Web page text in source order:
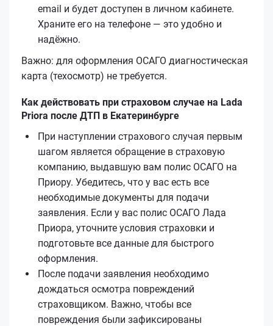
email и будет доступен в личном кабинете.
Храните его на телефоне — это удобно и
надёжно.
Важно: для оформления ОСАГО диагностическая
карта (техосмотр) не требуется.
Как действовать при страховом случае на Lada
Priora после ДТП в Екатеринбурге
При наступлении страхового случая первым
шагом является обращение в страховую
компанию, выдавшую вам полис ОСАГО на
Приору. Убедитесь, что у вас есть все
необходимые документы для подачи
заявления. Если у вас полис ОСАГО Лада
Приора, уточните условия страховки и
подготовьте все данные для быстрого
оформления.
После подачи заявления необходимо
дождаться осмотра повреждений
страховщиком. Важно, чтобы все
повреждения были зафиксированы